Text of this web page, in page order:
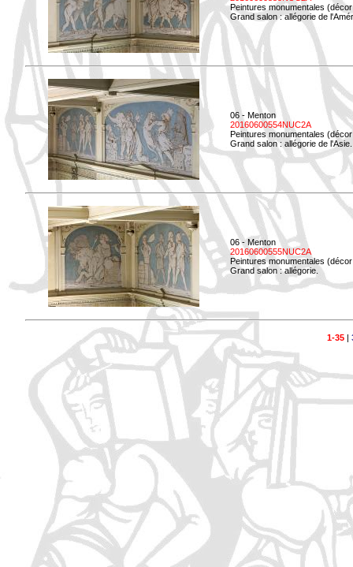
Peintures monumentales
Grand salon : allégorie de
06 - Menton
20160600554NUC2A
Peintures monumentales
Grand salon : allégorie de l'Asie.
06 - Menton
20160600555NUC2A
Peintures monumentales
Grand salon : allégorie.
1-35|